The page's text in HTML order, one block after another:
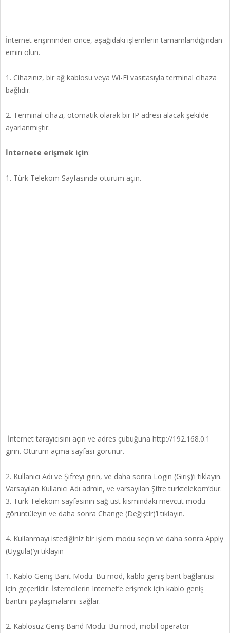
İnternet erişiminden önce, aşağıdaki işlemlerin tamamlandığından
emin olun.
1. Cihazınız, bir ağ kablosu veya Wi-Fi vasıtasıyla terminal cihaza
bağlıdır.
2. Terminal cihazı, otomatik olarak bir IP adresi alacak şekilde
ayarlanmıştır.
İnternete erişmek için:
1. Türk Telekom Sayfasında oturum açın.
İnternet tarayıcısını açın ve adres çubuğuna http://192.168.0.1
girin. Oturum açma sayfası görünür.
2. Kullanıcı Adı ve Şifreyi girin, ve daha sonra Login (Giriş)’ı tıklayın.
Varsayılan Kullanıcı Adı admin, ve varsayılan Şifre turktelekom’dur.
3. Türk Telekom sayfasının sağ üst kısmındaki mevcut modu
görüntüleyin ve daha sonra Change (Değiştir)’i tıklayın.
4. Kullanmayı istediğiniz bir işlem modu seçin ve daha sonra Apply
(Uygula)’yi tıklayın
1. Kablo Geniş Bant Modu: Bu mod, kablo geniş bant bağlantısı
için geçerlidir. İstemcilerin Internet’e erişmek için kablo geniş
bantını paylaşmalarını sağlar.
2. Kablosuz Geniş Band Modu: Bu mod, mobil operator